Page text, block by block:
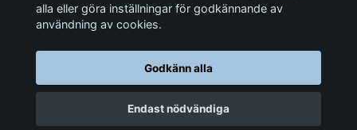
Åkersberga
E-post
info@tamme.com
© 2026 Tamme CraftPowered by Quickbutik
alla eller göra inställningar för godkännande av
användning av cookies.
Godkänn alla
Endast nödvändiga